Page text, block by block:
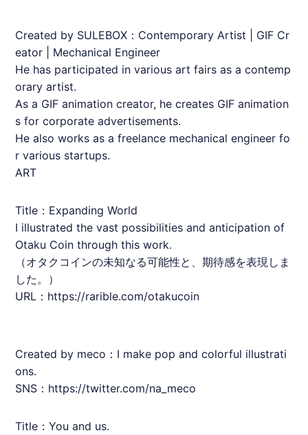
Created by SULEBOX：Contemporary Artist | GIF Cr
eator | Mechanical Engineer
He has participated in various art fairs as a contemp
orary artist.
As a GIF animation creator, he creates GIF animation
s for corporate advertisements.
He also works as a freelance mechanical engineer fo
r various startups.
ART
Title：Expanding World
I illustrated the vast possibilities and anticipation of
Otaku Coin through this work.
（オタクコインの未知なる可能性と、期待感を表現しま
した。）
URL： https://rarible.com/otakucoin
Created by meco：I make pop and colorful illustrati
ons.
SNS：https://twitter.com/na_meco
Title：You and us.